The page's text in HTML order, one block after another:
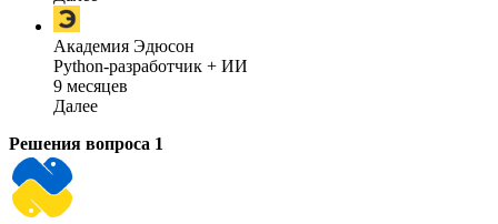
Академия Эдюсон
Python-разработчик + ИИ
9 месяцев
Далее
Решения вопроса 1